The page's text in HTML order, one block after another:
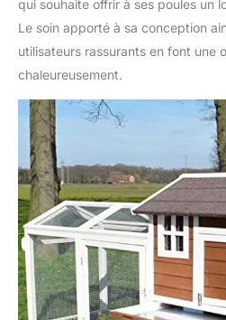
qui souhaite offrir à ses poules un
Le soin apporté à sa conception
utilisateurs rassurants en font une
chaleureusement.